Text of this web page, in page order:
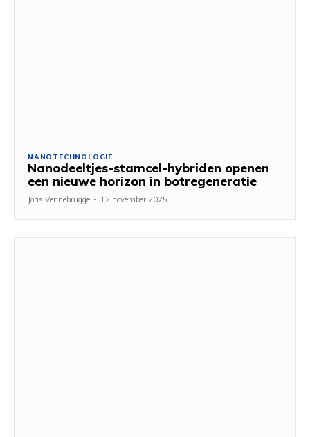
NANOTECHNOLOGIE
Nanodeeltjes-stamcel-hybriden openen
een nieuwe horizon in botregeneratie
Joris Vennebrugge - 12 november 2025